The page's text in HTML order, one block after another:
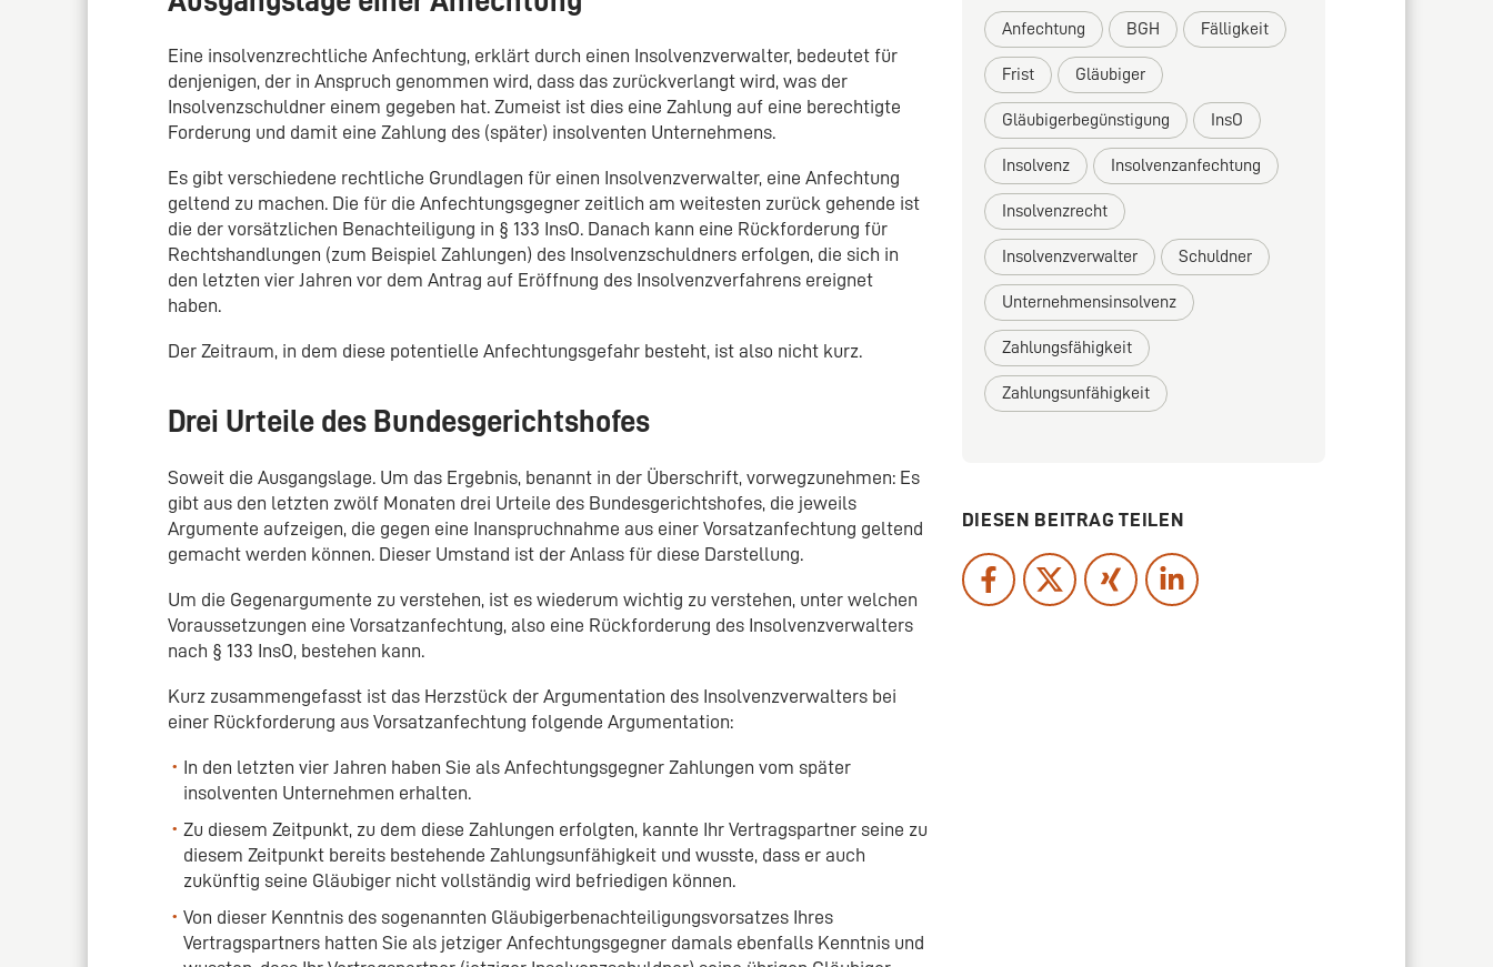
Eine insolvenzrechtliche Anfechtung, erklärt durch einen Insolvenzverwalter, bedeutet für
denjenigen, der in Anspruch genommen wird, dass das zurückverlangt wird, was der
Insolvenzschuldner einem gegeben hat. Zumeist ist dies eine Zahlung auf eine berechtigte
Forderung und damit eine Zahlung des (später) insolventen Unternehmens.
Es gibt verschiedene rechtliche Grundlagen für einen Insolvenzverwalter, eine Anfechtung
geltend zu machen. Die für die Anfechtungsgegner zeitlich am weitesten zurück gehende ist
die der vorsätzlichen Benachteiligung in § 133 InsO. Danach kann eine Rückforderung für
Rechtshandlungen (zum Beispiel Zahlungen) des Insolvenzschuldners erfolgen, die sich in
den letzten vier Jahren vor dem Antrag auf Eröffnung des Insolvenzverfahrens ereignet
haben.
Der Zeitraum, in dem diese potentielle Anfechtungsgefahr besteht, ist also nicht kurz.
Drei Urteile des Bundesgerichtshofes
Soweit die Ausgangslage. Um das Ergebnis, benannt in der Überschrift, vorwegzunehmen: Es
gibt aus den letzten zwölf Monaten drei Urteile des Bundesgerichtshofes, die jeweils
Argumente aufzeigen, die gegen eine Inanspruchnahme aus einer Vorsatzanfechtung geltend
gemacht werden können. Dieser Umstand ist der Anlass für diese Darstellung.
Um die Gegenargumente zu verstehen, ist es wiederum wichtig zu verstehen, unter welchen
Voraussetzungen eine Vorsatzanfechtung, also eine Rückforderung des Insolvenzverwalters
nach § 133 InsO, bestehen kann.
Kurz zusammengefasst ist das Herzstück der Argumentation des Insolvenzverwalters bei
einer Rückforderung aus Vorsatzanfechtung folgende Argumentation:
In den letzten vier Jahren haben Sie als Anfechtungsgegner Zahlungen vom später
insolventen Unternehmen erhalten.
Zu diesem Zeitpunkt, zu dem diese Zahlungen erfolgten, kannte Ihr Vertragspartner seine zu
diesem Zeitpunkt bereits bestehende Zahlungsunfähigkeit und wusste, dass er auch
zukünftig seine Gläubiger nicht vollständig wird befriedigen können.
Von dieser Kenntnis des sogenannten Gläubigerbenachteiligungsvorsatzes Ihres
Vertragspartners hatten Sie als jetziger Anfechtungsgegner damals ebenfalls Kenntnis und
Anfechtung BGH Fälligkeit
Frist Gläubiger
Gläubigerbegünstigung InsO
Insolvenz Insolvenzanfechtung
Insolvenzrecht
Insolvenzverwalter Schuldner
Unternehmensinsolvenz
Zahlungsfähigkeit
Zahlungsunfähigkeit
DIESEN BEITRAG TEILEN